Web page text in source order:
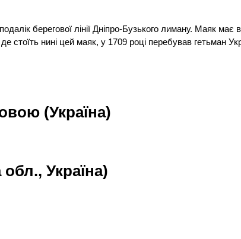
берегової лінії Дніпро-Бузького лиману. Маяк
стоїть нині цей маяк, у 1709 році перебував гетьман
(Україна)
Україна)